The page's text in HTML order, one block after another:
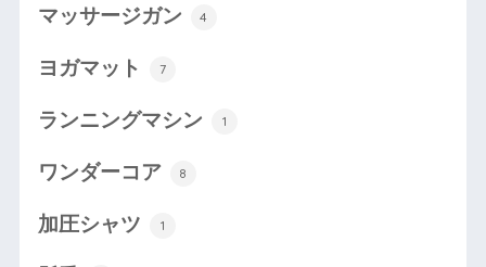
マッサージガン 4
ヨガマット 7
ランニングマシン 1
ワンダーコア 8
加圧シャツ 1